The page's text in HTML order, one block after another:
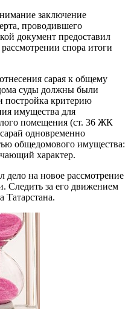
заключение
проводившего
документ предоставил
спора итоги
сарая к общему
суды должны были
постройка критерию
имущества для
помещения (ст. 36 ЖК
одновременно
общедомового имущества:
характер.
дело на новое рассмотрение
Следить за его движением
Татарстана.